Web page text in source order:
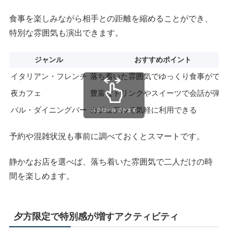
食事を楽しみながら相手との距離を縮めることができ、
特別な雰囲気も演出できます。
ジャンル おすすめポイント
イタリアン・フレンチ 落ち着いた雰囲気でゆっくり食事がで
夜カフェ
豊富なドリンクやスイーツで会話が弾む
バル・ダイニングバー カジュアルで気軽に利用できる
スクロールできます
予約や混雑状況も事前に調べておくとスマートです。
静かなお店を選べば、落ち着いた雰囲気で二人だけの時
間を楽しめます。
夕方限定で特別感が増すアクティビティ